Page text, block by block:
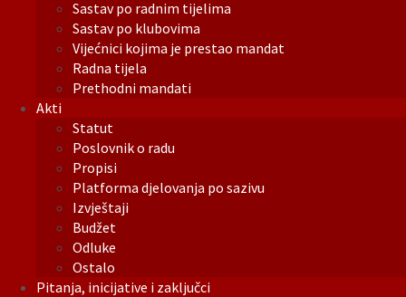
Sastav po radnim tijelima
Sastav po klubovima
Vijećnici kojima je prestao mandat
Radna tijela
Prethodni mandati
Akti
Statut
Poslovnik o radu
Propisi
Platforma djelovanja po sazivu
Izvještaji
Budžet
Odluke
Ostalo
Pitanja, inicijative i zaključci